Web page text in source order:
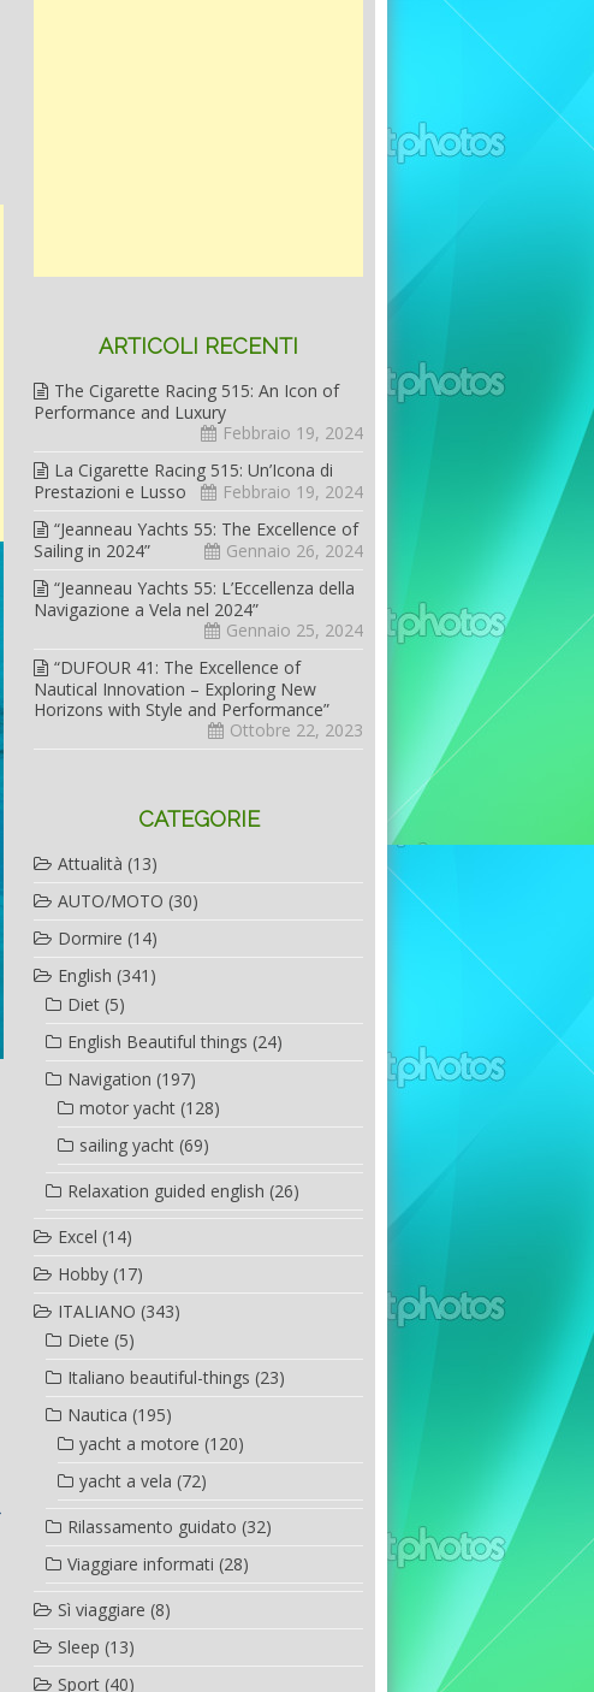
ARTICOLI RECENTI
The Cigarette Racing 515: An Icon of
Performance and Luxury
Febbraio 19, 2024
La Cigarette Racing 515: Un’Icona di
Prestazioni e Lusso
Febbraio 19, 2024
“Jeanneau Yachts 55: The Excellence of
Sailing in 2024”
Gennaio 26, 2024
“Jeanneau Yachts 55: L’Eccellenza della
Navigazione a Vela nel 2024”
Gennaio 25, 2024
“DUFOUR 41: The Excellence of
Nautical Innovation – Exploring New
Horizons with Style and Performance”
Ottobre 22, 2023
CATEGORIE
Attualità (13)
AUTO/MOTO (30)
Dormire (14)
English (341)
Diet (5)
English Beautiful things (24)
Navigation (197)
motor yacht (128)
sailing yacht (69)
Relaxation guided english (26)
Excel (14)
Hobby (17)
ITALIANO (343)
Diete (5)
Italiano beautiful-things (23)
Nautica (195)
yacht a motore (120)
yacht a vela (72)
Rilassamento guidato (32)
Viaggiare informati (28)
Sì viaggiare (8)
Sleep (13)
Sport (40)